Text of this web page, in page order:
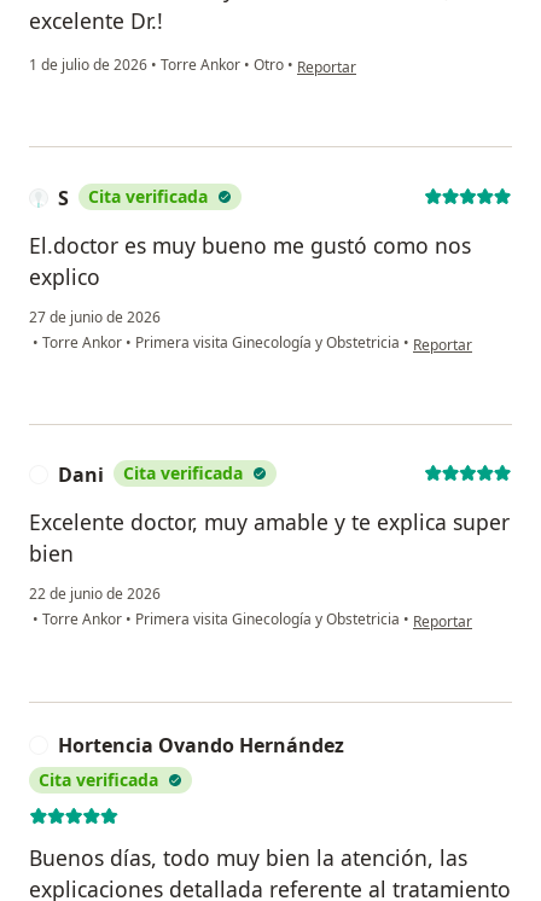
excelente Dr.!
1 de julio de 2026 • Torre Ankor • Otro • en opinión del usuario Vane Escobar
Reportar
S Cita verificada
El.doctor es muy bueno me gustó como nos
explico
27 de junio de 2026
• Torre Ankor • Primera visita Ginecología y Obstetricia • en opinión del
Reportar
Dani Cita verificada
Excelente doctor, muy amable y te explica super
bien
22 de junio de 2026
• Torre Ankor • Primera visita Ginecología y Obstetricia • en opinión del
Reportar
Hortencia Ovando Hernández
Cita verificada
Buenos días, todo muy bien la atención, las
explicaciones detallada referente al tratamiento